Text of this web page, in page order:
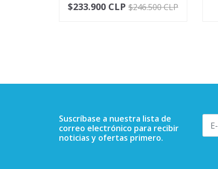
VER OPCIONES
$233.900 CLP $246.500 CLP
Suscríbase a nuestra lista de
correo electrónico para recibir
noticias y ofertas primero.